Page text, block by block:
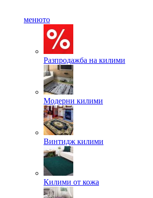
менюто
Разпродажба на килими
Модерни килими
Винтидж килими
Килими от кожа